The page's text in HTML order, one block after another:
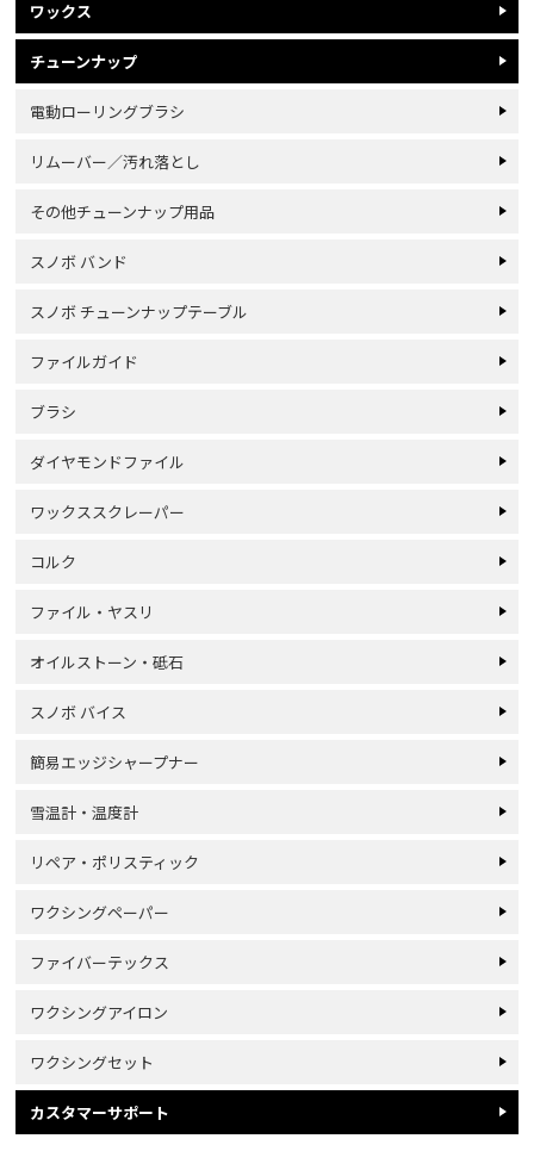
ワックス
チューンナップ
電動ローリングブラシ
リムーバー／汚れ落とし
その他チューンナップ用品
スノボ バンド
スノボ チューンナップテーブル
ファイルガイド
ブラシ
ダイヤモンドファイル
ワックススクレーパー
コルク
ファイル・ヤスリ
オイルストーン・砥石
スノボ バイス
簡易エッジシャープナー
雪温計・温度計
リペア・ポリスティック
ワクシングペーパー
ファイバーテックス
ワクシングアイロン
ワクシングセット
カスタマーサポート